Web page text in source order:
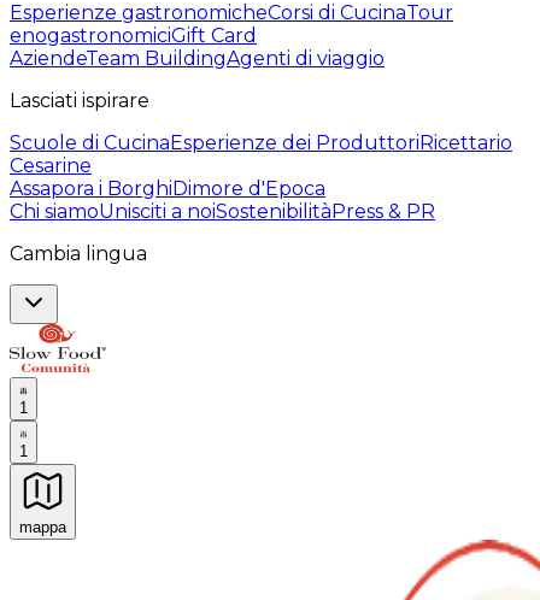
Esperienze gastronomicheCorsi di CucinaTour
enogastronomiciGift Card
AziendeTeam BuildingAgenti di viaggio
Lasciati ispirare
Scuole di CucinaEsperienze dei ProduttoriRicettario
Cesarine
Assapora i BorghiDimore d'Epoca
Chi siamoUnisciti a noiSostenibilitàPress & PR
Cambia lingua
1
1
mappa
Esperienze culinarie indimenticabili: Esperienze